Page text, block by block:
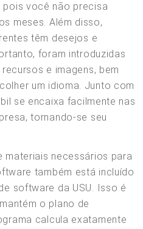
pois você não precisa
meses. Além disso,
têm desejos e
foram introduzidas
e imagens, bem
um idioma. Junto com
se encaixa facilmente nas
tornando-se seu
materiais necessários para
também está incluído
software da USU. Isso é
o plano de
calcula exatamente